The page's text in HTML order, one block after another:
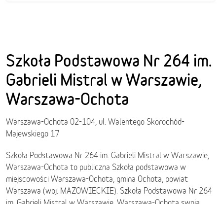
Szkoła Podstawowa Nr 264 im.
Gabrieli Mistral w Warszawie,
Warszawa-Ochota
Warszawa-Ochota 02-104, ul. Walentego Skorochód-
Majewskiego 17
Szkoła Podstawowa Nr 264 im. Gabrieli Mistral w Warszawie,
Warszawa-Ochota to publiczna Szkoła podstawowa w
miejscowości Warszawa-Ochota, gmina Ochota, powiat
Warszawa (woj. MAZOWIECKIE). Szkoła Podstawowa Nr 264